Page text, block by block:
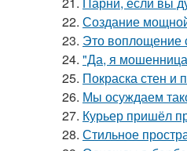
22. Создание
23. Это воплощение
24. "Да, я
25. Покраска стен и
26. Мы осуждаем
27. Курьер пришёл
28. Стильное